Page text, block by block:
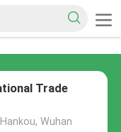
Trade
Wuhan